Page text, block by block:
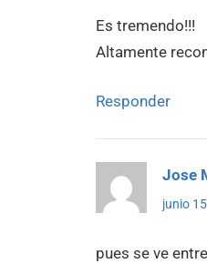
Es tremendo!!!
Altamente
Responder
Jose
junio
pues se ve